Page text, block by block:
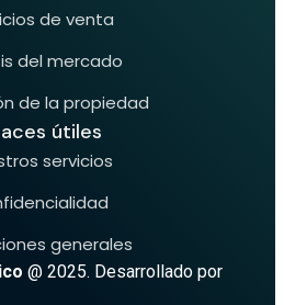
de venta
del mercado
de la propiedad
útiles
servicios
generales
@ 2025. Desarrollado por